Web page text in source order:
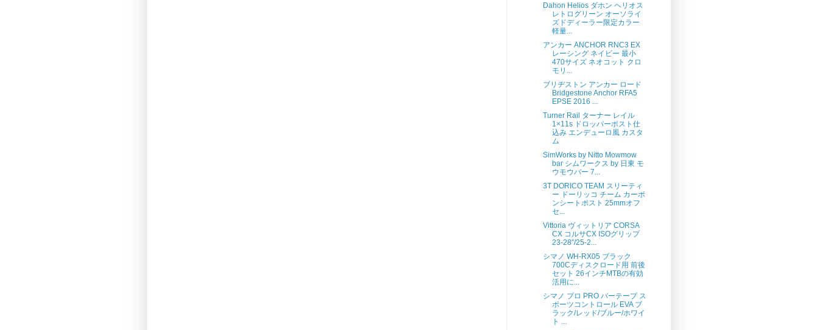
Dahon Helios ダホン ヘリオス
レトログリーン オーソライ
ズドディーラー限定カラー
軽量...
アンカー ANCHOR RNC3 EX
レーシング ネイビー 最小
470サイズ ネオコット クロ
モリ...
ブリヂストン アンカー ロード
Bridgestone Anchor RFA5
EPSE 2016 ...
Turner Rail ターナー レイル
1×11s ドロッパーポスト仕
込み エンデューロ風 カスタ
ム
SimWorks by Nitto Mowmow
bar シムワークス by 日東 モ
ウモウバー 7...
3T DORICO TEAM スリーティ
ー ドーリッコ チーム カーボ
ンシートポスト 25mmオフ
セ...
Vittoria ヴィットリア CORSA
CX コルサCX ISOグリップ
23-28″/25-2...
シマノ WH-RX05 ブラック
700Cディスクロード用 前後
セット 26インチMTBの有効
活用に...
シマノ プロ PRO バーテープ ス
ポーツコントロール EVA ブ
ラック/レッド/ブルー/ホワイ
ト ...